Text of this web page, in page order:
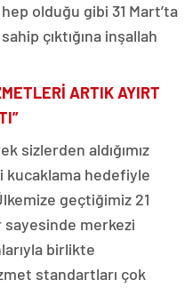
olduğu gibi 31 Mart’ta
çıktığına inşallah
ARTIK AYIRT
sizlerden aldığımız
kucaklama hedefiyle
geçtiğimiz 21
sayesinde merkezi
birlikte
standartları çok